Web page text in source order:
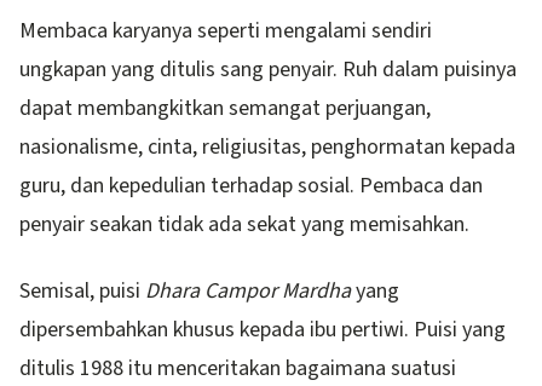
Membaca karyanya seperti mengalami sendiri
ungkapan yang ditulis sang penyair. Ruh dalam puisinya
dapat membangkitkan semangat perjuangan,
nasionalisme, cinta, religiusitas, penghormatan kepada
guru, dan kepedulian terhadap sosial. Pembaca dan
penyair seakan tidak ada sekat yang memisahkan.
Semisal, puisi Dhara Campor Mardhayang
dipersembahkan khusus kepada ibu pertiwi. Puisi yang
ditulis 1988 itu menceritakan bagaimana suatusi